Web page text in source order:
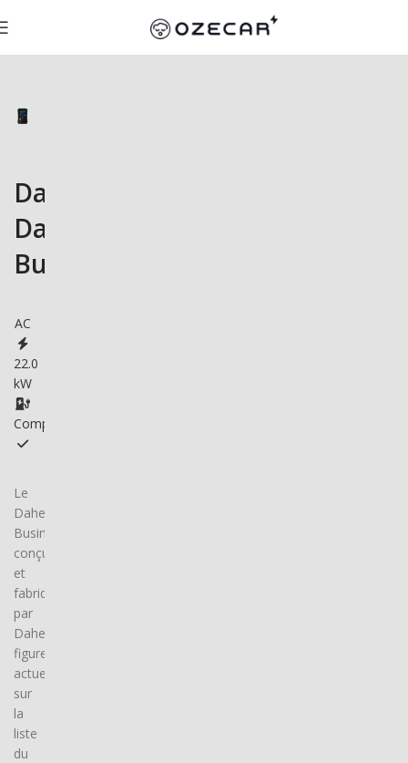
DaheimLaden
DaheimLader
Business
AC
22.0
kW
Compatible
Le
DaheimLader
Business,
conçu
et
fabriqué
par
DaheimLaden,
figure
actuellement
sur
la
liste
du